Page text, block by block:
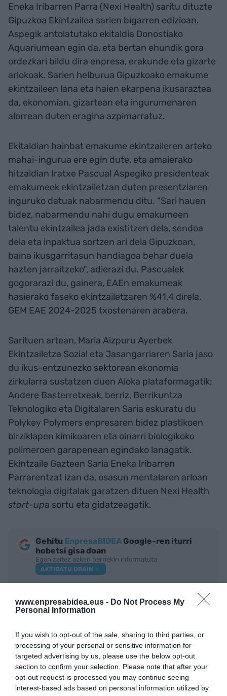
www.enpresabidea.eus - Do Not Process My
Personal Information
If you wish to opt-out of the sale, sharing to third parties, or
processing of your personal or sensitive information for
targeted advertising by us, please use the below opt-out
section to confirm your selection. Please note that after your
opt-out request is processed you may continue seeing
interest-based ads based on personal information utilized by
Eneka Iribarren Parra (Nexi Health) saritu dituzte
Gipuzkoa Ekintzailea sarien bigarren edizioan.
Aspegik antolatutako ekitaldia Donostiako
Aquariumean egin da, eta bertan ehundik gora
ordezkari bildu dira enpresa, erakunde eta gizarte
arlokoak. Sarien helburua Gipuzkoako emakume
ekintzaileen lana eta haien ekarpena ikusaraztea
da, ekonomian, gizartean eta ingurumenaren
alorrean duten eragina azpimarratuz.
Ekitaldian hainbat emakume ekintzaileren arteko
mahai-ingurua ere egin dute, eta amaierako
hitzaldian Iratxe Pascual Aspegiko presidenteak
emakumeek ekintzailetzan duten presentziaren
inguruko datuak nabarmendu ditu. “Sari hauen
bidez, nabarmendu nahi dugu emakumeen
talentu ekintzailea jada existitzen dela, sendoa
dela eta inpaktua sortzen ari dela Gipuzkoan,
baina ikusgarritasun handiagoa behar duela
hazten jarraitzeko", adierazi du. Pascualek
gogorarazi du, gainera, EAEn emakumeak
hasierako faseko ekintzailetzaren %41,4 direla,
GEM EAE 2024-2025 txostenaren arabera.
Sarituen artean, Maria Aizpuru Ayerbek
Ekintzailetza Sozial eta Jasangarriaren Saria jaso
du ikus-entzunezko sektorean ekonomia
zirkularra sustatzen duen Aloka plataformagatik;
Andere Basterretxeak, berriz, Berrikuntza
Teknologiko eta Digitalaren Saria eskuratu du
Polykey Polymers enpresaren bidez plastikoen
birziklapen kimikoaren eta oinarri biologikoko
polimeroen garapenean egindako lanagatik.
Ekintzaile Gazteen Saria Eneka Iribarren
Parrarentzat izan da, osasun mentalaren arloan
teknologia digitalak garatzen dituen Nexi Health
start-upa sortu eta gidatzeagatik.
Gehitu EnpresaBIDEA Google-ren iturri
hobetsi gisa doan
Egon zaitez azken berriekin informatuta
AKTIBATU ORAIN